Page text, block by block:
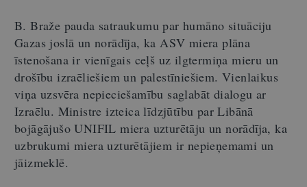
B. Braže pauda satraukumu par humāno situāciju
Gazas joslā un norādīja, ka ASV miera plāna
īstenošana ir vienīgais ceļš uz ilgtermiņa mieru un
drošību izraēliešiem un palestīniešiem. Vienlaikus
viņa uzsvēra nepieciešamību saglabāt dialogu ar
Izraēlu. Ministre izteica līdzjūtību par Libānā
bojāgājušo UNIFIL miera uzturētāju un norādīja, ka
uzbrukumi miera uzturētājiem ir nepieņemami un
jāizmeklē.